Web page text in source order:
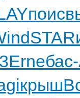
поис
STAR
Erneбас-
крыш